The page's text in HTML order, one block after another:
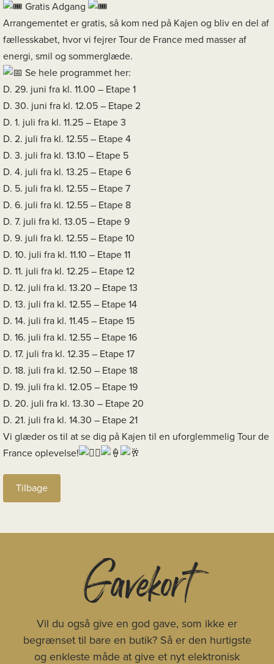
Gratis Adgang
Arrangementet er gratis, så kom ned på Kajen og bliv en del af
fællesskabet, hvor vi fejrer Tour de France med masser af
energi, smil og sommerglæde.
Se hele programmet her:
D. 29. juni fra kl. 11.00 – Etape 1
D. 30. juni fra kl. 12.05 – Etape 2
D. 1. juli fra kl. 11.25 – Etape 3
D. 2. juli fra kl. 12.55 – Etape 4
D. 3. juli fra kl. 13.10 – Etape 5
D. 4. juli fra kl. 13.25 – Etape 6
D. 5. juli fra kl. 12.55 – Etape 7
D. 6. juli fra kl. 12.55 – Etape 8
D. 7. juli fra kl. 13.05 – Etape 9
D. 9. juli fra kl. 12.55 – Etape 10
D. 10. juli fra kl. 11.10 – Etape 11
D. 11. juli fra kl. 12.25 – Etape 12
D. 12. juli fra kl. 13.20 – Etape 13
D. 13. juli fra kl. 12.55 – Etape 14
D. 14. juli fra kl. 11.45 – Etape 15
D. 16. juli fra kl. 12.55 – Etape 16
D. 17. juli fra kl. 12.35 – Etape 17
D. 18. juli fra kl. 12.50 – Etape 18
D. 19. juli fra kl. 12.05 – Etape 19
D. 20. juli fra kl. 13.30 – Etape 20
D. 21. juli fra kl. 14.30 – Etape 21
Vi glæder os til at se dig på Kajen til en uforglemmelig Tour de
France oplevelse!
Tilbage
Gavekort
Vil du også give en god gave, som ikke er
begrænset til bare en butik? Så er den hurtigste
og enkleste måde at give et nyt elektronisk